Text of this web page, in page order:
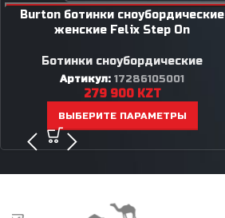
Burton ботинки сноубордические
женские Felix Step On
Ботинки сноубордические
Артикул: 17286105001
279 900 KZT
ВЫБЕРИТЕ ПАРАМЕТРЫ